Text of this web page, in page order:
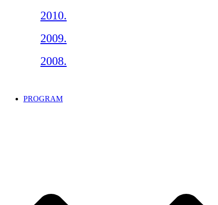
2010.
2009.
2008.
PROGRAM